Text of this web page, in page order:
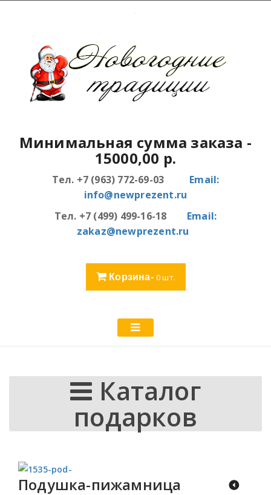
Минимальная сумма заказа -
15000,00 р.
Тел. +7 (963) 772-69-03 Email:
info@newprezent.ru
Тел. +7 (499) 499-16-18 Email:
zakaz@newprezent.ru
Корзина- 0шт.
Каталог
подарков
Подушка-пижамница